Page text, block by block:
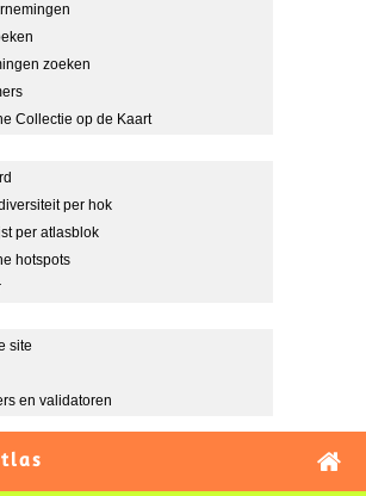
zoeken
Collectie op de Kaart
per hok
per atlasblok
hotspots
site
en validatoren